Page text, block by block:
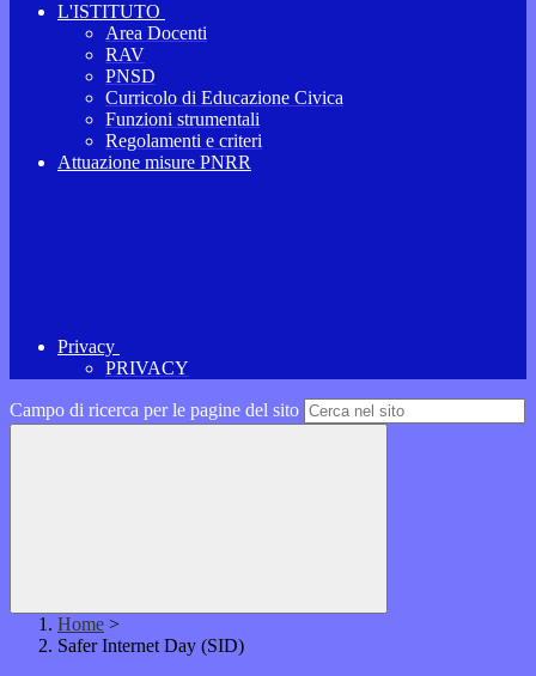
L'ISTITUTO
Area Docenti
RAV
PNSD
Curricolo di Educazione Civica
Funzioni strumentali
Regolamenti e criteri
Attuazione misure PNRR
Privacy
PRIVACY
Campo di ricerca per le pagine del sito
Home >
Safer Internet Day (SID)